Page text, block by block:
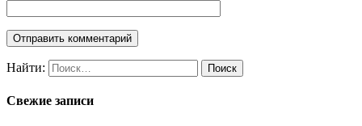
Найти:
Свежие записи